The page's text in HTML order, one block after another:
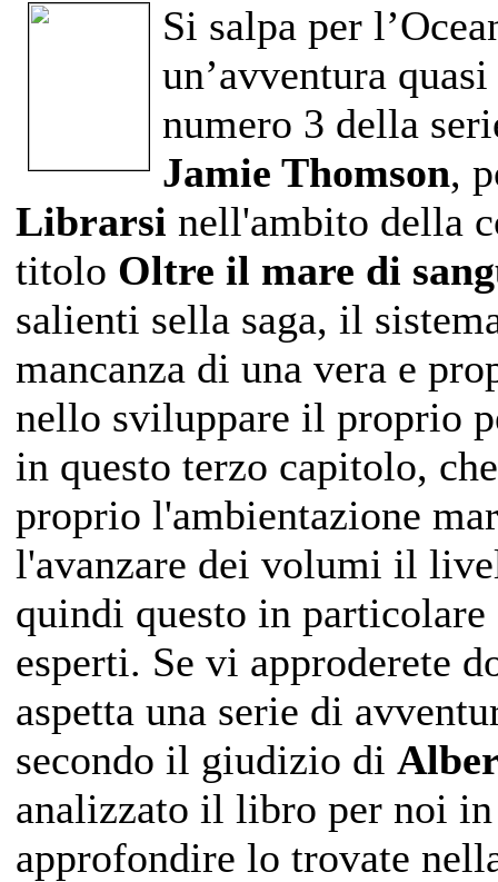
Si salpa per
un’avventura
numero 3 della
Jamie Thomson,
Librarsi nell'ambito della
titolo Oltre il mare di
salienti sella saga, il
mancanza di una vera e
nello sviluppare il proprio
in questo terzo capitolo,
proprio l'ambientazione
l'avanzare dei volumi il
quindi questo in
esperti. Se vi approderete
aspetta una serie di
secondo il giudizio di
analizzato il libro per noi in
approfondire lo trovate